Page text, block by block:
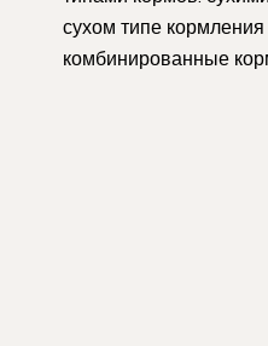
сухом типе
комбинированные